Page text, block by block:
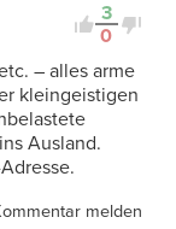
3
0
– alles arme
kleingeistigen
Ausland.
melden